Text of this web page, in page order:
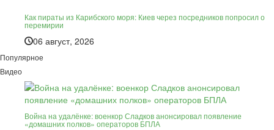
Как пираты из Карибского моря: Киев через посредников попросил о
перемирии
06 август, 2026
Популярное
Видео
Война на удалёнке: военкор Сладков анонсировал появление
«домашних полков» операторов БПЛА